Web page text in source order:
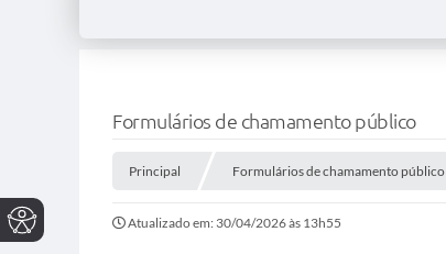
Formulários de chamamento público
Principal Formulários de chamamento público
Atualizado em: 30/04/2026 às 13h55